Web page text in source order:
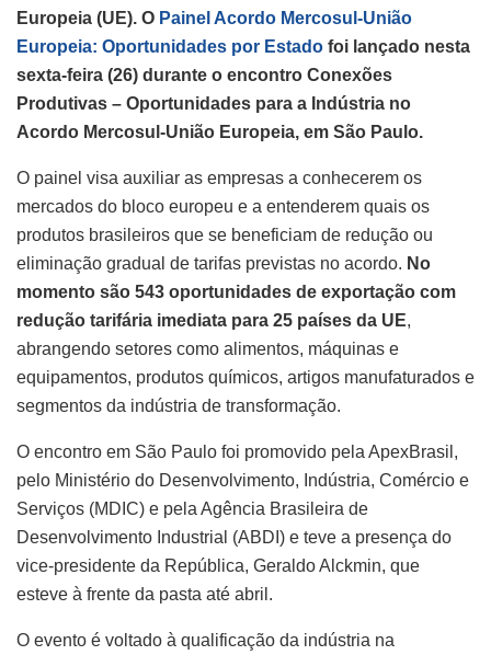
Europeia (UE). O Painel Acordo Mercosul-União
Europeia: Oportunidades por Estado foi lançado nesta
sexta-feira (26) durante o encontro Conexões
Produtivas – Oportunidades para a Indústria no
Acordo Mercosul-União Europeia, em São Paulo.
O painel visa auxiliar as empresas a conhecerem os
mercados do bloco europeu e a entenderem quais os
produtos brasileiros que se beneficiam de redução ou
eliminação gradual de tarifas previstas no acordo. No
momento são 543 oportunidades de exportação com
redução tarifária imediata para 25 países da UE,
abrangendo setores como alimentos, máquinas e
equipamentos, produtos químicos, artigos manufaturados e
segmentos da indústria de transformação.
O encontro em São Paulo foi promovido pela ApexBrasil,
pelo Ministério do Desenvolvimento, Indústria, Comércio e
Serviços (MDIC) e pela Agência Brasileira de
Desenvolvimento Industrial (ABDI) e teve a presença do
vice-presidente da República, Geraldo Alckmin, que
esteve à frente da pasta até abril.
O evento é voltado à qualificação da indústria na